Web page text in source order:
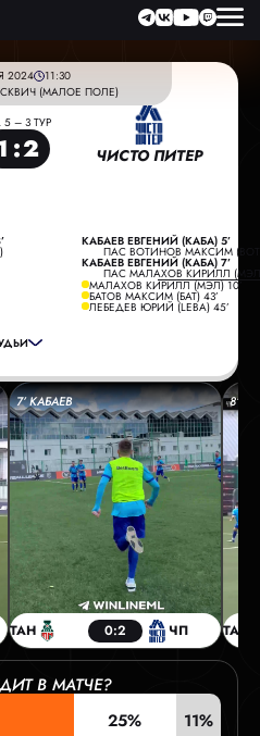
2024
11:30
(МАЛОЕ ПОЛЕ)
5 – 3 ТУР
:2
КАБАЕВ ЕВГЕНИЙ (КАБА) 5’
ПАС ВОТИНОВ МАКСИМ
КАБАЕВ ЕВГЕНИЙ (КАБА) 7’
ПАС МАЛАХОВ КИРИЛЛ
МАЛАХОВ КИРИЛЛ (МЭЛ) 10’
БАТОВ МАКСИМ (БАТ) 43’
ЛЕБЕДЕВ ЮРИЙ (LEBA) 45’
ЧИСТО ПИТЕР
БЕРДНИКОВ ВИТАЛИЙ
СИЛОВАНОВ ВАДИМ
7’ КАБАЕВ
ТАН 0:2 ЧП
8’
ТАН
В МАТЧЕ?
25% 11%